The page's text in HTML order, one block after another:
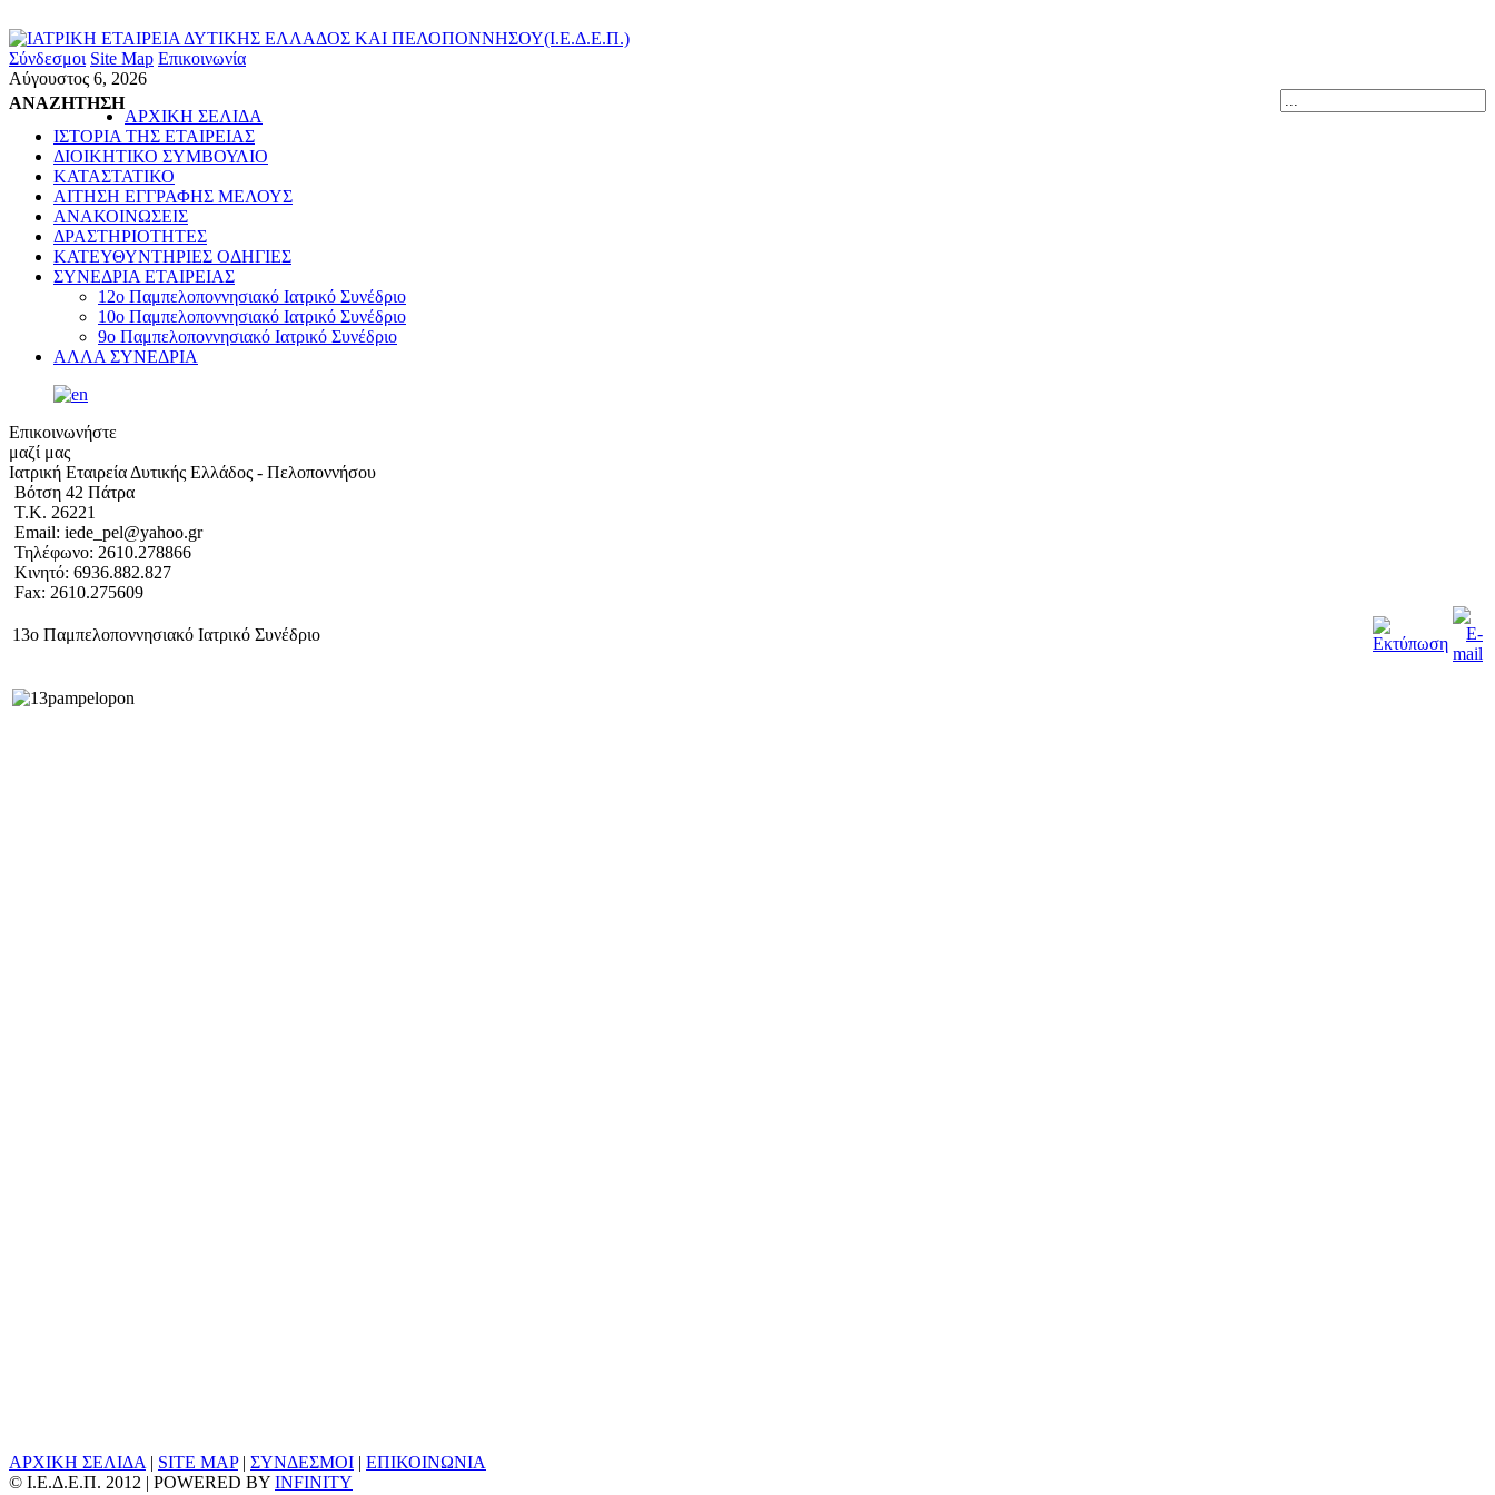
Σύνδεσμοι Site Map Επικοινωνία
Αύγουστος 6, 2026
ΑΝΑΖΗΤΗΣΗ
ΑΡΧΙΚΗ ΣΕΛΙΔΑ
ΙΣΤΟΡΙΑ ΤΗΣ ΕΤΑΙΡΕΙΑΣ
ΔΙΟΙΚΗΤΙΚΟ ΣΥΜΒΟΥΛΙΟ
ΚΑΤΑΣΤΑΤΙΚΟ
ΑΙΤΗΣΗ ΕΓΓΡΑΦΗΣ ΜΕΛΟΥΣ
ΑΝΑΚΟΙΝΩΣΕΙΣ
ΔΡΑΣΤΗΡΙΟΤΗΤΕΣ
ΚΑΤΕΥΘΥΝΤΗΡΙΕΣ ΟΔΗΓΙΕΣ
ΣΥΝΕΔΡΙΑ ΕΤΑΙΡΕΙΑΣ
12o Παμπελοποννησιακό Ιατρικό Συνέδριο
10o Παμπελοποννησιακό Ιατρικό Συνέδριο
9ο Παμπελοποννησιακό Ιατρικό Συνέδριο
ΑΛΛΑ ΣΥΝΕΔΡΙΑ
Επικοινωνήστε
μαζί μας
Ιατρική Εταιρεία Δυτικής Ελλάδος - Πελοποννήσου
Βότση 42 Πάτρα
Τ.Κ. 26221
Email: iede_pel@yahoo.gr
Τηλέφωνο: 2610.278866
Κινητό: 6936.882.827
Fax: 2610.275609
13o Παμπελοποννησιακό Ιατρικό Συνέδριο
ΑΡΧΙΚΗ ΣΕΛΙΔΑ | SITE MAP| ΣΥΝΔΕΣΜΟΙ | ΕΠΙΚΟΙΝΩΝΙΑ
© Ι.Ε.Δ.Ε.Π. 2012 | POWERED BY INFINITY